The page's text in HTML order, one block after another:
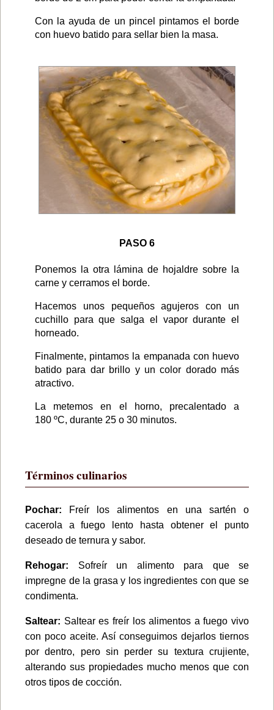
Con la ayuda de un pincel pintamos el borde
con huevo batido para sellar bien la masa.
PASO 6
Ponemos la otra lámina de hojaldre sobre la
carne y cerramos el borde.
Hacemos unos pequeños agujeros con un
cuchillo para que salga el vapor durante el
horneado.
Finalmente, pintamos la empanada con huevo
batido para dar brillo y un color dorado más
atractivo.
La metemos en el horno, precalentado a
180 ºC, durante 25 o 30 minutos.
Términos culinarios
Pochar:
Freír los alimentos en una sartén o
cacerola a fuego lento hasta obtener el punto
deseado de ternura y sabor.
Rehogar: Sofreír un alimento para que se
impregne de la grasa y los ingredientes con que se
condimenta.
Saltear: Saltear es freír los alimentos a fuego vivo
con poco aceite. Así conseguimos dejarlos tiernos
por dentro, pero sin perder su textura crujiente,
alterando sus propiedades mucho menos que con
otros tipos de cocción.